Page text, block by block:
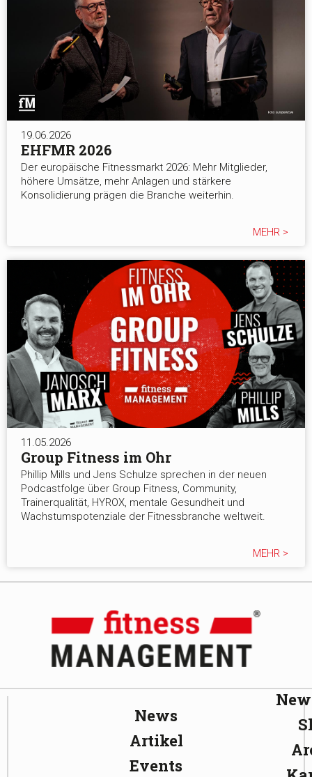
19.06.2026
EHFMR 2026
Der europäische Fitnessmarkt 2026: Mehr Mitglieder,
höhere Umsätze, mehr Anlagen und stärkere
Konsolidierung prägen die Branche weiterhin.
MEHR >
11.05.2026
Group Fitness im Ohr
Phillip Mills und Jens Schulze sprechen in der neuen
Podcastfolge über Group Fitness, Community,
Trainerqualität, HYROX, mentale Gesundheit und
Wachstumspotenziale der Fitnessbranche weltweit.
MEHR >
News
Artikel
Events